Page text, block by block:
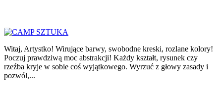
Witaj, Artystko! Wirujące barwy, swobodne kreski, rozlane kolory!
Poczuj prawdziwą moc abstrakcji! Każdy kształt, rysunek czy
rzeźba kryje w sobie coś wyjątkowego. Wyrzuć z głowy zasady i
pozwól,...